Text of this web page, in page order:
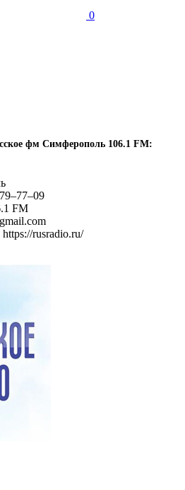
0
фм Симферополь 106.1 FM:
FM
rusradio.ru/